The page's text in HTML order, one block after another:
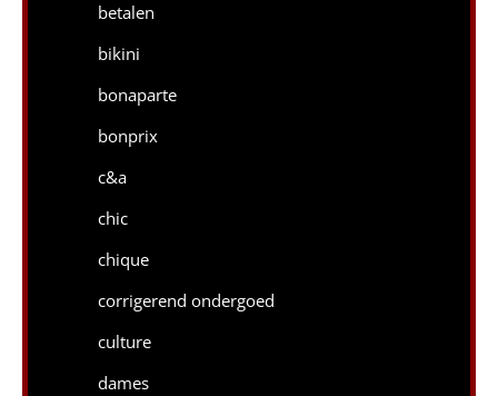
betalen
bikini
bonaparte
bonprix
c&a
chic
chique
corrigerend ondergoed
culture
dames